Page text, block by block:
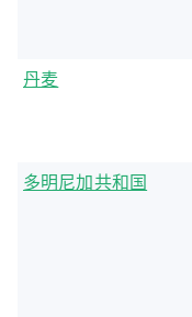
丹麦
多明尼加共和国